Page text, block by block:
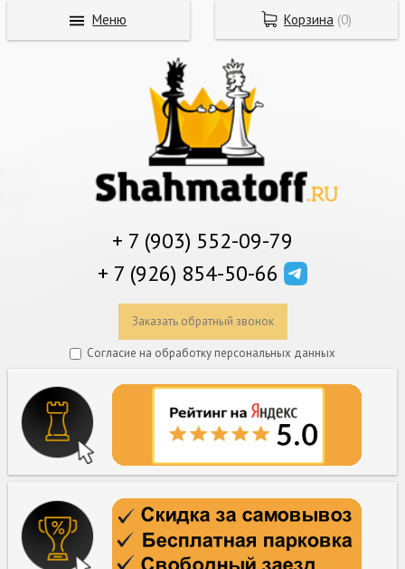
+ 7 (903) 552-09-79
+ 7 (926) 854-50-66
Заказать обратный звонок
Согласие на обработку персональных данных
Корзина (0)
Меню